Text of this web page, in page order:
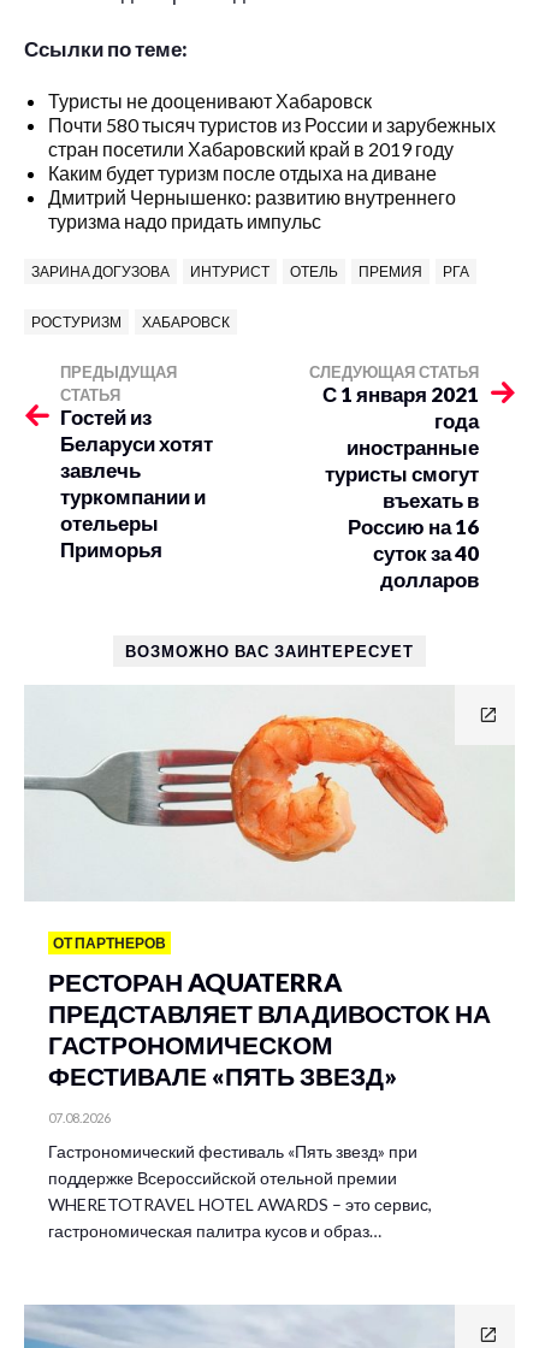
Ссылки по теме:
Туристы не дооценивают Хабаровск
Почти 580 тысяч туристов из России и зарубежных
стран посетили Хабаровский край в 2019 году
Каким будет туризм после отдыха на диване
Дмитрий Чернышенко: развитию внутреннего
туризма надо придать импульс
ЗАРИНА ДОГУЗОВА ИНТУРИСТ ОТЕЛЬ ПРЕМИЯ РГА
РОСТУРИЗМ ХАБАРОВСК
ПРЕДЫДУЩАЯ
СТАТЬЯ
Гостей из
Беларуси хотят
завлечь
туркомпании и
отельеры
Приморья
СЛЕДУЮЩАЯ СТАТЬЯ
С 1 января 2021
года
иностранные
туристы смогут
въехать в
Россию на 16
суток за 40
долларов
ВОЗМОЖНО ВАС ЗАИНТЕРЕСУЕТ
ОТ ПАРТНЕРОВ
РЕСТОРАН AQUATERRA
ПРЕДСТАВЛЯЕТ ВЛАДИВОСТОК НА
ГАСТРОНОМИЧЕСКОМ
ФЕСТИВАЛЕ «ПЯТЬ ЗВЕЗД»
07.08.2026
Гастрономический фестиваль «Пять звезд» при
поддержке Всероссийской отельной премии
WHERETOTRAVEL HOTEL AWARDS – это сервис,
гастрономическая палитра кусов и образ…